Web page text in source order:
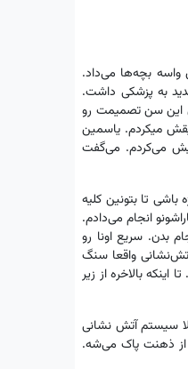
واسه بچه‌ها می‌داد.
به پزشکی داشت.
این سن تصمیمت رو
میکردم. یاسمین
می‌کردم. می‌گفت
تا بتونین کلیه
انجام می‌دادم.
بدن. سریع اونا رو
واقعا سنگ
بالاخره از زیر
خارج کردند: «کلا سیستم آتش نشانی
ذهنت پاک می‌شه.